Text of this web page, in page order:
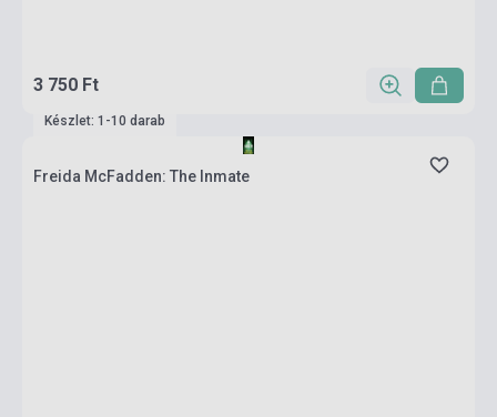
3 750 Ft
Készlet: 1-10 darab
Freida McFadden: The Inmate